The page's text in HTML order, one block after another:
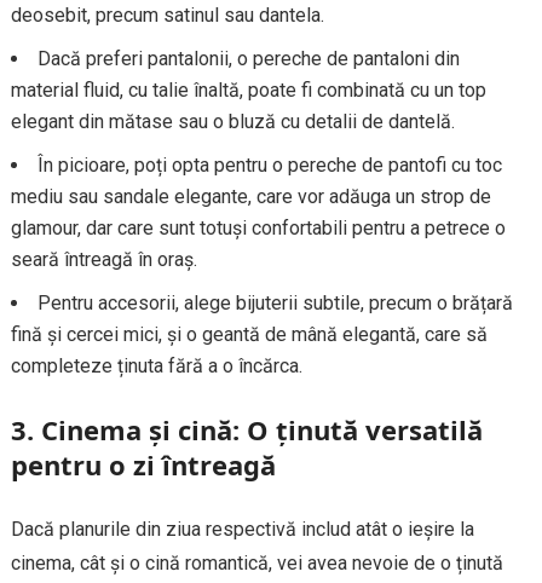
deosebit, precum satinul sau dantela.
Dacă preferi pantalonii, o pereche de pantaloni din
material fluid, cu talie înaltă, poate fi combinată cu un top
elegant din mătase sau o bluză cu detalii de dantelă.
În picioare, poți opta pentru o pereche de pantofi cu toc
mediu sau sandale elegante, care vor adăuga un strop de
glamour, dar care sunt totuși confortabili pentru a petrece o
seară întreagă în oraș.
Pentru accesorii, alege bijuterii subtile, precum o brățară
fină și cercei mici, și o geantă de mână elegantă, care să
completeze ținuta fără a o încărca.
3. Cinema și cină: O ținută versatilă
pentru o zi întreagă
Dacă planurile din ziua respectivă includ atât o ieșire la
cinema, cât și o cină romantică, vei avea nevoie de o ținută